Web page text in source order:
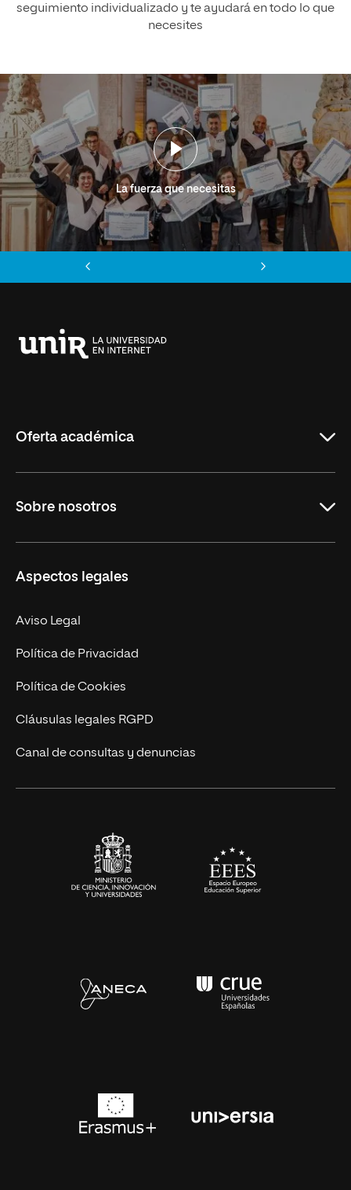
seguimiento individualizado y te ayudará en todo lo que
necesites
La fuerza que necesitas
Oferta académica
Másteres Oficiales
Doctorados
Experto Universitario
Postgrados
Cursos Universitarios
Sobre nosotros
Facultades
Nuestro Equipo
Trabaja en UNIR
Actualidad
UNIR Revista
Eventos
Aspectos legales
Aviso Legal
Política de Privacidad
Política de Cookies
Cláusulas legales RGPD
Canal de consultas y denuncias